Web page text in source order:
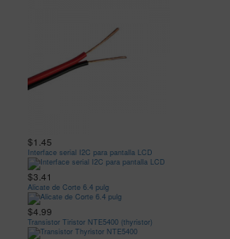
$1.45
Interface serial I2C para pantalla LCD
$3.41
Alicate de Corte 6.4 pulg
$4.99
Transistor Tiristor NTE5400 (thyristor)